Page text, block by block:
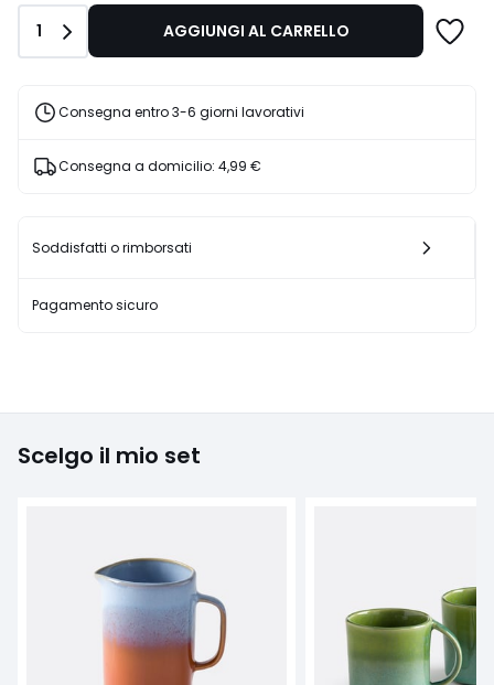
40%
sconto
applicato.
Quantità
1 AGGIUNGI AL CARRELLO
Consegna entro 3-6 giorni lavorativi
Consegna a domicilio: 4,99 €
Soddisfatti o rimborsati
Pagamento sicuro
Scelgo il mio set